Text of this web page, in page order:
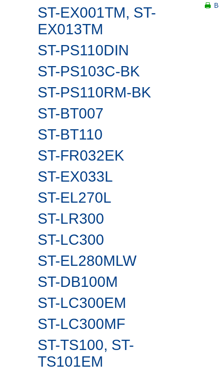
ST-EX001TM, ST-
EX013TM
ST-PS110DIN
ST-PS103C-BK
ST-PS110RM-BK
ST-BT007
ST-BT110
ST-FR032EK
ST-EX033L
ST-EL270L
ST-LR300
ST-LC300
ST-EL280MLW
ST-DB100M
ST-LC300EM
ST-LC300MF
ST-TS100, ST-
TS101EM